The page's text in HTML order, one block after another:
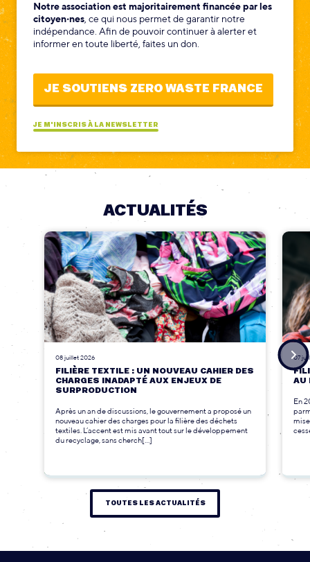
Notre association est majoritairement financée par les
citoyen‧nes, ce qui nous permet de garantir notre
indépendance. Afin de pouvoir continuer à alerter et
informer en toute liberté, faites un don.
JE SOUTIENS ZERO WASTE FRANCE
JE M'INSCRIS À LA NEWSLETTER
ACTUALITÉS
08 juillet 2026
FILIÈRE TEXTILE : UN NOUVEAU CAHIER DES
CHARGES INADAPTÉ AUX ENJEUX DE
SURPRODUCTION
Après un an de discussions, le gouvernement a proposé un
nouveau cahier des charges pour la filière des déchets
textiles. L’accent est mis avant tout sur le développement
du recyclage, sans cherch[...]
07
AU
En
TOUTES LES ACTUALITÉS